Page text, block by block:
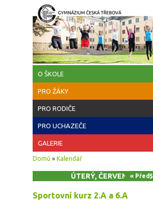
Přejít k hlavnímu obsahu
O ŠKOLE
PRO ŽÁKY
PRO RODIČE
PRO UCHAZEČE
GALERIE
Jste zde
Domů » Kalendář
ÚTERÝ, ČERVEN 2, 2026
« Před
Sportovní kurz 2.A a 6.A